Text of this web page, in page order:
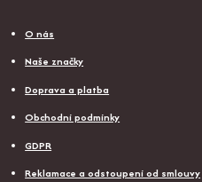
O nás
Naše značky
Doprava a platba
Obchodní podmínky
GDPR
Reklamace a odstoupení od smlouvy